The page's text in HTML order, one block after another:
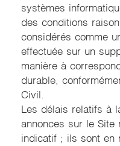
systèmes
des conditions
considérés comme
effectuée sur un
manière à
durable,
Civil.
Les délais relatifs à
annonces sur le Site
indicatif ; ils sont en